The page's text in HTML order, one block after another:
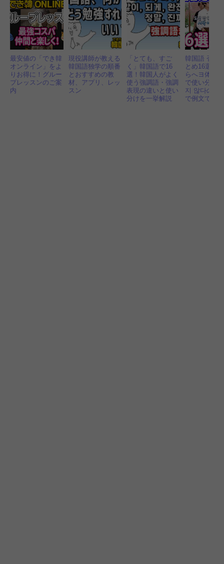
最安値の「でき韓
オンライン」をよ
りお得に！グルー
プレッスンのご案
内
現役講師が教える
韓国語独学の順番
とおすすめの教
材、アプリ、レッ
スン
「とても、すご
く」韓国語で16
選！韓国人がよく
使う強調語・強調
表現の違いと使い
分けを一挙解説
韓国語 否定
とめ16選！
らへヨ体、
で使い分け
지 않다の違
で例文で解説